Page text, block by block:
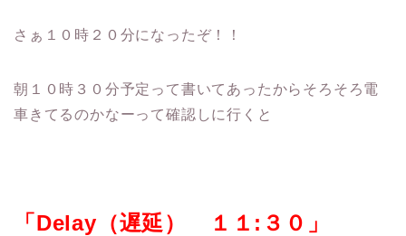
さぁ１０時２０分になったぞ！！
朝１０時３０分予定って書いてあったからそろそろ電
車きてるのかなーって確認しに行くと
「Delay（遅延） １１:３０」